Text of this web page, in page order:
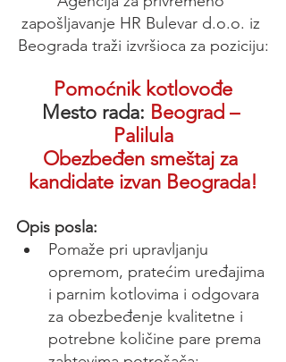
zapošljavanje HR Bulevar d.o.o. iz
Beograda traži izvršioca za poziciju:
Pomoćnik kotlovođe
Mesto rada: Beograd –
Palilula
Obezbeđen smeštaj za
kandidate izvan Beograda!
Opis posla:
Pomaže pri upravljanju
opremom, pratećim uređajima
i parnim kotlovima i odgovara
za obezbeđenje kvalitetne i
potrebne količine pare prema